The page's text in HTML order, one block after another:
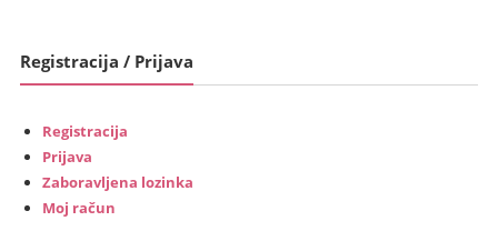
Registracija / Prijava
Registracija
Prijava
Zaboravljena lozinka
Moj račun